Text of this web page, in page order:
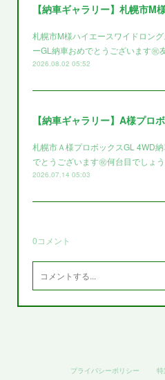
【納車ギャラリー】札幌市M
札幌市M様ハイエースワイドロン
ーGL納車おめでとうございます㊗️
2026.08.02 05:52
札幌市Ａ様プロボックスGL 4WD
でとうございます㊗️何台目でしょ
2026.07.14 05:03
0コメント
プライバシーポリシー